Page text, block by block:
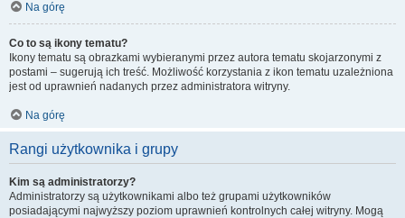
Na górę
Co to są ikony tematu?
Ikony tematu są obrazkami wybieranymi przez autora tematu skojarzonymi z
postami – sugerują ich treść. Możliwość korzystania z ikon tematu uzależniona
jest od uprawnień nadanych przez administratora witryny.
Na górę
Rangi użytkownika i grupy
Kim są administratorzy?
Administratorzy są użytkownikami albo też grupami użytkowników
posiadającymi najwyższy poziom uprawnień kontrolnych całej witryny. Mogą